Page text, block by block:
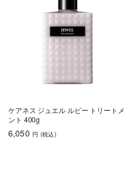
ケアネス ジュエル ルビー トリートメ
ント 400g
6,050 円 (税込)